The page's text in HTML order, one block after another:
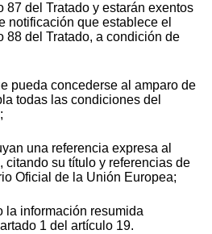
87 del Tratado y estarán exentos
notificación que establece el
88 del Tratado, a condición de
pueda concederse al amparo de
todas las condiciones del
una referencia expresa al
citando su título y referencias de
Oficial de la Unión Europea;
la información resumida
1 del artículo 19.